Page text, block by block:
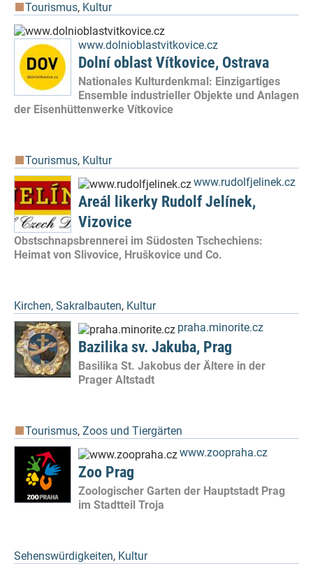
Tourismus, Kultur
www.dolnioblastvitkovice.cz
Dolní oblast Vítkovice, Ostrava
Nationales Kulturdenkmal: Einzigartiges
Ensemble industrieller Objekte und Anlagen
der Eisenhüttenwerke Vítkovice
Tourismus, Kultur
www.rudolfjelinek.cz
Areál likerky Rudolf Jelínek,
Vizovice
Obstschnapsbrennerei im Südosten Tschechiens:
Heimat von Slivovice, Hruškovice und Co.
Kirchen, Sakralbauten, Kultur
praha.minorite.cz
Bazilika sv. Jakuba, Prag
Basilika St. Jakobus der Ältere in der
Prager Altstadt
Tourismus, Zoos und Tiergärten
www.zoopraha.cz
Zoo Prag
Zoologischer Garten der Hauptstadt Prag
im Stadtteil Troja
Sehenswürdigkeiten, Kultur